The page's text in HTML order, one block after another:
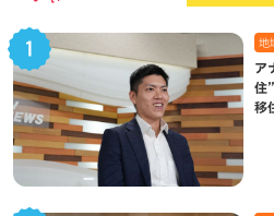
地
ア
住
移